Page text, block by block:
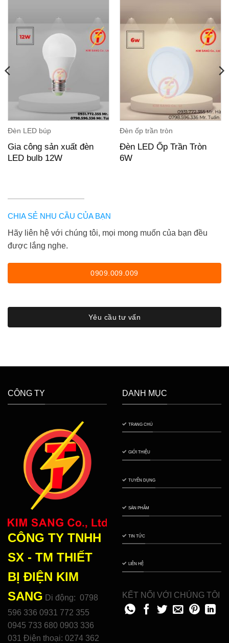
Đèn LED búp
Gia công sản xuất đèn
LED bulb 12W
Đèn ốp trần tròn
Đèn LED Ốp Trần Tròn
6W
CHIA SẺ NHU CẦU CỦA BẠN
Hãy liên hệ với chúng tôi, mọi mong muốn của bạn đều
được lắng nghe.
0909.009.009
Yêu cầu tư vấn
CÔNG TY
CÔNG TY TNHH
SX - TM THIẾT
BỊ ĐIỆN KIM
SANG Di động: 0798
596 336 0931 772 355
0945 733 680 0903 336
031 Điện thoại: 0274 362
DANH MỤC
TRANG CHỦ
GIỚI THIỆU
TUYỂN DỤNG
SẢN PHẨM
TIN TỨC
LIÊN HỆ
KẾT NỐI VỚI CHÚNG TÔI